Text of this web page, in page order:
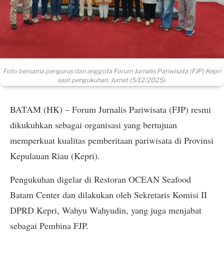
Foto bersama pengurus dan anggota Forum Jurnalis Pariwisata (FJP) Kepri
saat pengukuhan, Jumat (5/12/2025).
BATAM (HK) – Forum Jurnalis Pariwisata (FJP) resmi
dikukuhkan sebagai organisasi yang bertujuan
memperkuat kualitas pemberitaan pariwisata di Provinsi
Kepulauan Riau (Kepri).
Pengukuhan digelar di Restoran OCEAN Seafood
Batam Center dan dilakukan oleh Sekretaris Komisi II
DPRD Kepri, Wahyu Wahyudin, yang juga menjabat
sebagai Pembina FJP.